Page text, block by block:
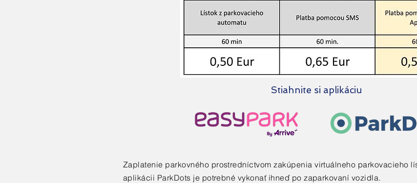
Stiahnite si aplikáciu
Zaplatenie parkovného prostredníctvom zakúpenia virtuálneho parkovacieho
aplikácii ParkDots je potrebné vykonať ihneď po zaparkovaní vozidla.